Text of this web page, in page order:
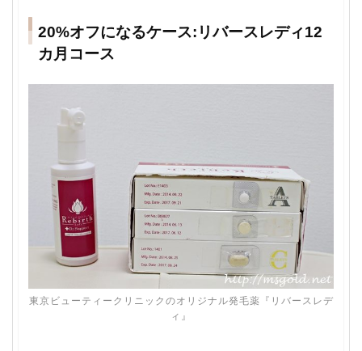
20%オフになるケース:リバースレディ12
カ月コース
東京ビューティークリニックのオリジナル発毛薬『リバースレデ
ィ』